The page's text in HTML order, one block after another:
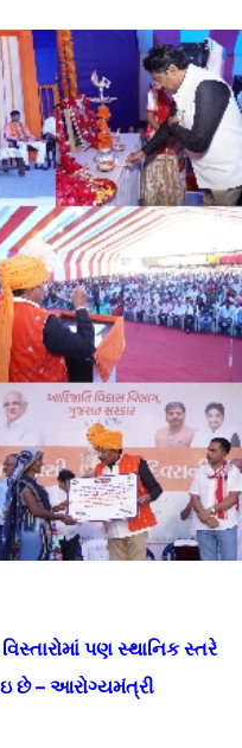
પણ સ્થાનિક સ્તરે
છે – આરોગ્યમંત્રી